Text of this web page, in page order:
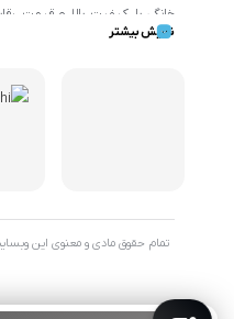
خانگی با کیفیت بالا و قیمت
کالاهای خانگی و تهیه جهیزیه
فروشگاه اینترنتی گلسرخ به
نمایش بیشتر
تمام حقوق مادی و معنوی این